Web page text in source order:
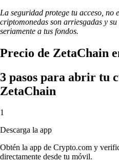
La seguridad protege tu acceso, no
criptomonedas son arriesgadas y
seriamente a tus fondos.
Precio de ZetaChain
3 pasos para abrir tu
ZetaChain
1
Descarga la app
Obtén la app de Crypto.com y
directamente desde tu móvil.